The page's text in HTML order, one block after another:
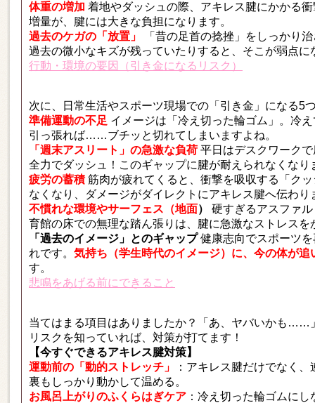
体重の増加 着地やダッシュの際、アキレス腱にかかる
増量が、腱には大きな負担になります。
過去のケガの「放置」
「昔の足首の捻挫」をしっかり
過去の微小なキズが残っていたりすると、そこが弱点に
行動・環境の要因（引き金になるリスク）
次に、日常生活やスポーツ現場での「引き金」になる5
準備運動の不足 イメージは「冷え切った輪ゴム」。冷
引っ張れば……ブチッと切れてしまいますよね。
「週末アスリート」の急激な負荷 平日はデスクワーク
全力でダッシュ！このギャップに腱が耐えられなくなり
疲労の蓄積筋肉が疲れてくると、衝撃を吸収する「ク
なくなり、ダメージがダイレクトにアキレス腱へ伝わり
不慣れな環境やサーフェス（地面）
硬すぎるアスファ
育館の床での無理な踏ん張りは、腱に急激なストレスを
「過去のイメージ」とのギャップ健康志向でスポーツ
れです。 気持ち（学生時代のイメージ）に、今の体が追
す。
悲鳴をあげる前にできること
当てはまる項目はありましたか？「あ、ヤバいかも……
リスクを知っていれば、対策が打てます！
【今すぐできるアキレス腱対策】
運動前の「動的ストレッチ」
：アキレス腱だけでなく
裏もしっかり動かして温める。
お風呂上がりのふくらはぎケア ：冷え切った輪ゴムに